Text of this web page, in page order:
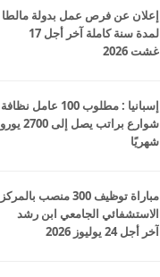
إعلان عن فرص عمل بدولة مالطا
لمدة سنة كاملة آخر أجل 17
غشت 2026
إسبانيا : مطلوب 100 عامل نظافة
شوارع براتب يصل إلى 2700 يورو
شهريًا
مباراة توظيف 300 منصب بالمركز
الاستشفائي الجامعي ابن رشد
آخر أجل 24 يوليوز 2026